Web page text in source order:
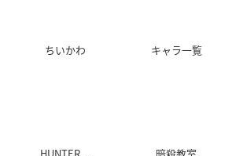
ちいかわ キャラ一覧